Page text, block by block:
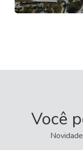
Você